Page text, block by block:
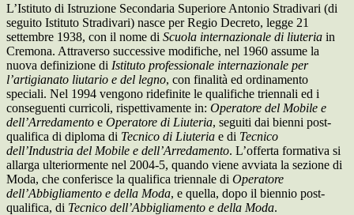
L’Istituto di Istruzione Secondaria Superiore Antonio Stradivari (di
seguito Istituto Stradivari) nasce per Regio Decreto, legge 21
settembre 1938, con il nome di Scuola internazionale di liuteria in
Cremona. Attraverso successive modifiche, nel 1960 assume la
nuova definizione di Istituto professionale internazionale per
l’artigianato liutario e del legno, con finalità ed ordinamento
speciali. Nel 1994 vengono ridefinite le qualifiche triennali ed i
conseguenti curricoli, rispettivamente in: Operatore del Mobile e
dell’Arredamento e Operatore di Liuteria, seguiti dai bienni post-
qualifica di diploma di Tecnico di Liuteria e di Tecnico
dell’Industria del Mobile e dell’Arredamento. L’offerta formativa si
allarga ulteriormente nel 2004-5, quando viene avviata la sezione di
Moda, che conferisce la qualifica triennale di Operatore
dell’Abbigliamento e della Moda, e quella, dopo il biennio post-
qualifica, di Tecnico dell’Abbigliamento e della Moda.